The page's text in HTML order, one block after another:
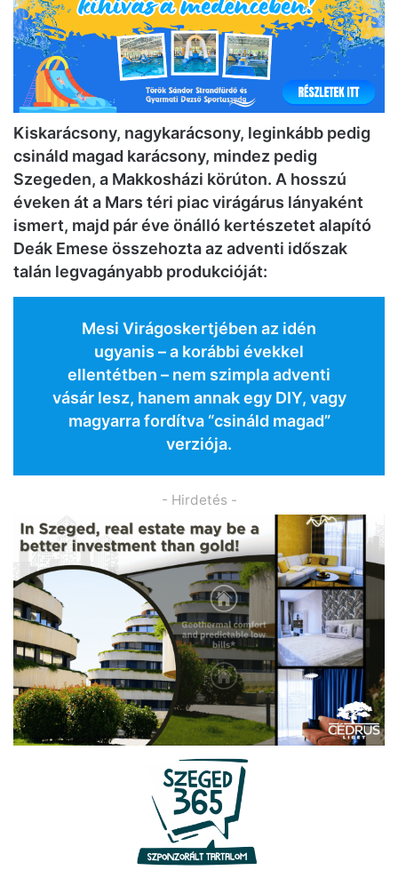
Kiskarácsony, nagykarácsony, leginkább pedig
csináld magad karácsony, mindez pedig
Szegeden, a Makkosházi körúton. A hosszú
éveken át a Mars téri piac virágárus lányaként
ismert, majd pár éve önálló kertészetet alapító
Deák Emese összehozta az adventi időszak
talán legvagányabb produkcióját:
Mesi Virágoskertjében az idén
ugyanis – a korábbi évekkel
ellentétben – nem szimpla adventi
vásár lesz, hanem annak egy DIY, vagy
magyarra fordítva “csináld magad”
verziója.
- Hirdetés -